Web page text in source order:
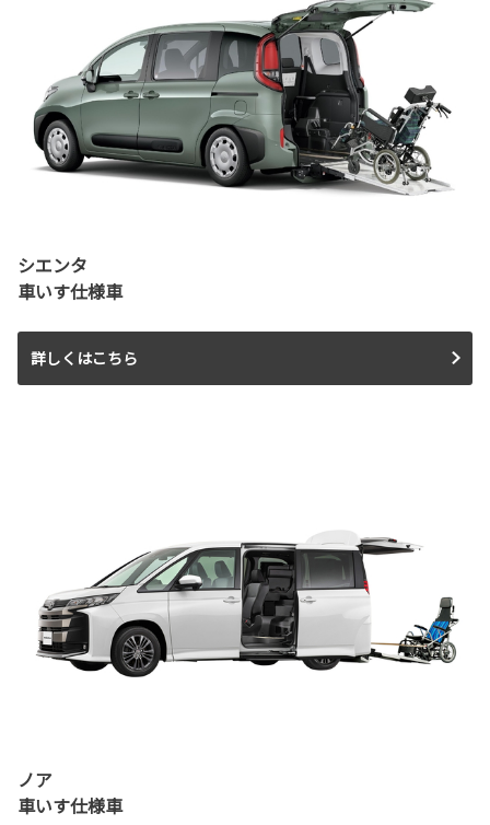
シエンタ
車いす仕様車
詳しくはこちら
ノア
車いす仕様車